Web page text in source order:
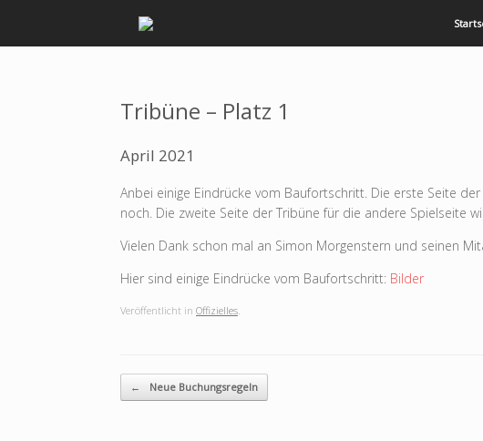
Tribüne – Platz 1
April 2021
Anbei einige Eindrücke vom Baufortschritt. Die erste Seite
noch. Die zweite Seite der Tribüne für die andere Spielseite
Vielen Dank schon mal an Simon Morgenstern und seinen
Hier sind einige Eindrücke vom Baufortschritt: Bilder
Veröffentlicht in Offizielles.
Beitragsnavigation
← Neue Buchungsregeln